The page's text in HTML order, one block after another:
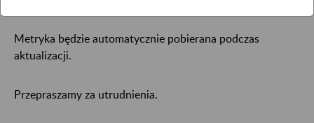
Metryka będzie automatycznie pobierana podczas
aktualizacji.
Przepraszamy za utrudnienia.